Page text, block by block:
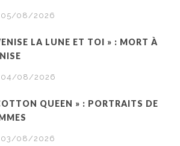
05/08/2026
LA LUNE ET TOI » : MORT À
04/08/2026
QUEEN » : PORTRAITS DE
03/08/2026